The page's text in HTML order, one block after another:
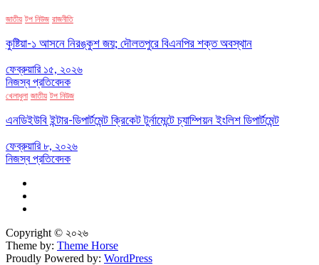
জাতীয় টপ নিউজ রাজনীতি
কুষ্টিয়া-১ আসনে নিরঙ্কুশ জয়; দৌলতপুরে বিএনপির শক্ত অবস্থান
ফেব্রুয়ারি ১৫, ২০২৬
নিজস্ব প্রতিবেদক
খেলাধুলা জাতীয় টপ নিউজ
এনডিইউবি ইন্টার-ডিপার্টমেন্ট ক্রিকেট টুর্নামেন্টে চ্যাম্পিয়ন ইংলিশ ডিপার্টমেন্ট
ফেব্রুয়ারি ৮, ২০২৬
নিজস্ব প্রতিবেদক
Copyright © ২০২৬
Theme by: Theme Horse
Proudly Powered by: WordPress